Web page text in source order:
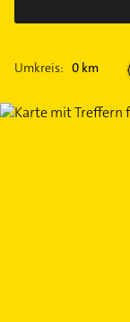
Umkreis: 0 km